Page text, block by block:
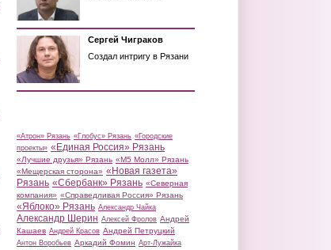
Сергей Чиграков
Создал интригу в Рязани
«Атрон» Рязань «Глобус» Рязань «Городские
проекты» «Единая Россия» Рязань
«Лучшие друзья» Рязань «М5 Молл» Рязань
«Мещерская сторона» «Новая газета»
Рязань «Сбербанк» Рязань «Северная
компания» «Справедливая Россия» Рязань
«Яблоко» Рязань Александр Чайка
Александр Шерин Алексей Фролов Андрей
Кашаев Андрей Красов Андрей Петруцкий
Антон Воробьев Аркадий Фомин Арт-Лужайка